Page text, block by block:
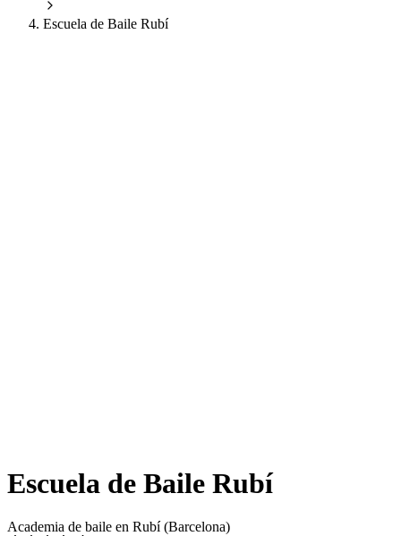
Escuela de Baile Rubí
Escuela de Baile Rubí
Academia de baile en Rubí (Barcelona)